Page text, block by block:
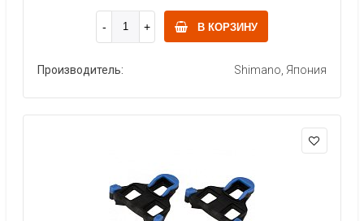
В КОРЗИНУ
Производитель: Shimano, Япония